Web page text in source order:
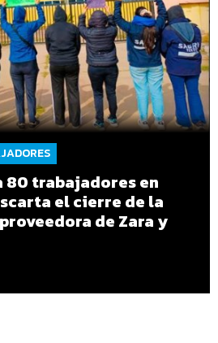
80 trabajadores en
el cierre de la
de Zara y